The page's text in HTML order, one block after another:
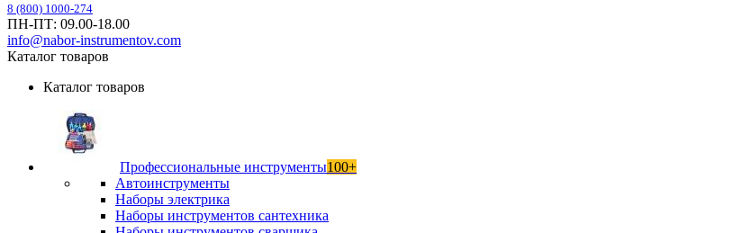
8 (800) 1000-274
ПН-ПТ: 09.00-18.00
info@nabor-instrumentov.com
Каталог товаров
Каталог товаров
Профессиональные инструменты100+
Автоинструменты
Наборы электрика
Наборы инструментов сантехника